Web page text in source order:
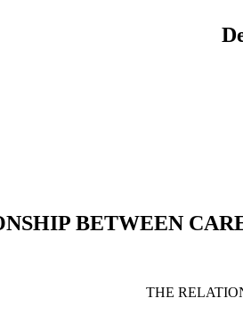
BETWEEN
THE